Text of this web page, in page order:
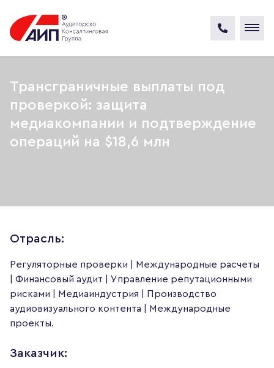
Трансграничные выплаты под
проверкой: защита
медиакомпании и подтверждение
операций на $18,6 млн
Отрасль:
Регуляторные проверки | Международные расчеты
| Финансовый аудит | Управление репутационными
рисками | Медиаиндустрия | Производство
аудиовизуального контента | Международные
проекты.
Заказчик: